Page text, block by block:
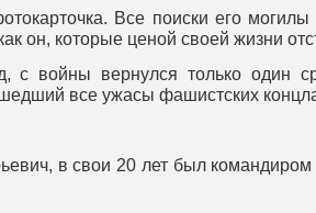
Все поиски его
он, которые ценой своей жизни
войны вернулся только один
все ужасы фашистских
в свои 20 лет был командиром